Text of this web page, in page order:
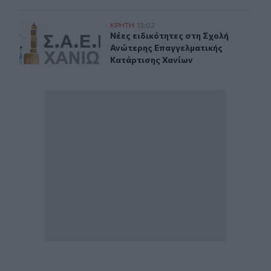
Νέες ειδικότητες στη Σχολή Ανώτερης
ΚΡΗΤΗ 13:02
Νέες ειδικότητες στη Σχολή
Νέες ειδικότητες στη Σχολή
Ανώτερης Επαγγελματικής
Κατάρτισης Χανίων